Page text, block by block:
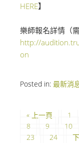
HERE】
樂師報名詳情（
http://
on
Posted in: 最新消
« 上一頁 1
8
9 10
23
24